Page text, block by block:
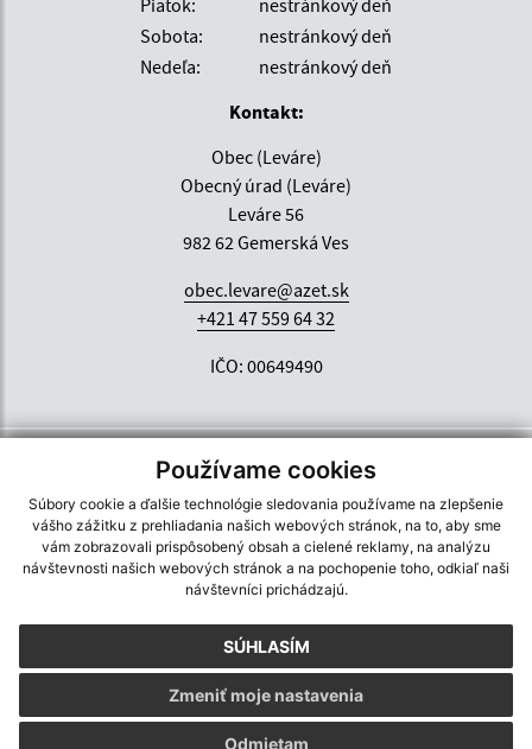
Používame cookies
Súbory cookie a ďalšie technológie sledovania používame na zlepšenie
vášho zážitku z prehliadania našich webových stránok, na to, aby sme
vám zobrazovali prispôsobený obsah a cielené reklamy, na analýzu
návštevnosti našich webových stránok a na pochopenie toho, odkiaľ naši
návštevníci prichádzajú.
SÚHLASÍM
Odmietam
Zmeniť moje nastavenia
Piatok:
nestránkový deň
Sobota:
nestránkový deň
Nedeľa:
nestránkový deň
Kontakt:
Obec (Leváre)
Obecný úrad (Leváre)
Leváre 56
982 62 Gemerská Ves
obec.levare@azet.sk
+421 47 559 64 32
IČO: 00649490